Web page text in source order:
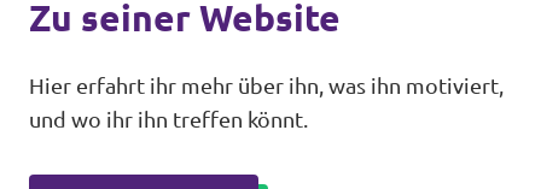
Zu seiner Website
Hier erfahrt ihr mehr über ihn, was ihn motiviert,
und wo ihr ihn treffen könnt.